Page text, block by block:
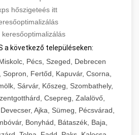
hőszigeteés itt
keresőoptimalizálás
a következő településeken:
Pécs, Szeged, Debrecen
Sopron, Fertőd, Kapuvár, Csorna,
Sárvár, Kőszeg, Szombathely,
Csepreg, Zalalövő,
Ajka, Sümeg, Pécsvárad,
Bonyhád, Bátaszék, Baja,